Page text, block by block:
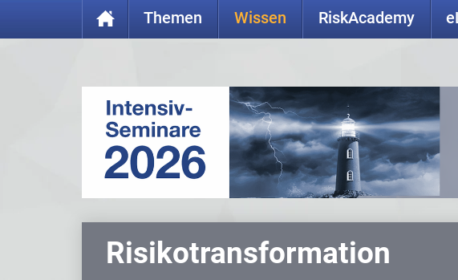
Themen Wissen RiskAcademy
Risikotransformation